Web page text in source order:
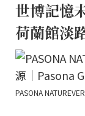
世博記憶
荷蘭館淡
PASONA